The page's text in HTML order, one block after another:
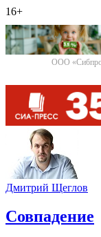
16+
ООО
Дмитрий Щеглов
​Совпадение